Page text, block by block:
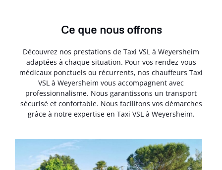
Ce que nous offrons
Découvrez nos prestations de Taxi VSL à Weyersheim
adaptées à chaque situation. Pour vos rendez-vous
médicaux ponctuels ou récurrents, nos chauffeurs Taxi
VSL à Weyersheim vous accompagnent avec
professionnalisme. Nous garantissons un transport
sécurisé et confortable. Nous facilitons vos démarches
grâce à notre expertise en Taxi VSL à Weyersheim.